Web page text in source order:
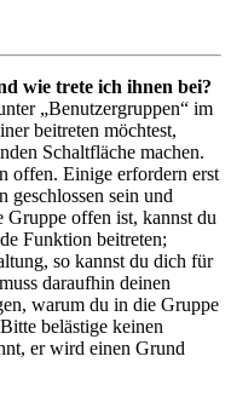
wie trete ich ihnen bei?
„Benutzergruppen“ im
beitreten möchtest,
Schaltfläche machen.
offen. Einige erfordern erst
geschlossen sein und
Gruppe offen ist, kannst du
Funktion beitreten;
so kannst du dich für
daraufhin deinen
warum du in die Gruppe
belästige keinen
er wird einen Grund